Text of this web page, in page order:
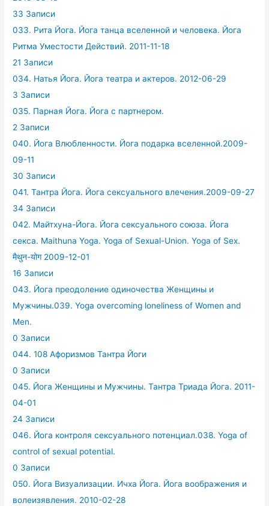
33 Записи
033. Рита Йога. Йога танца вселенной и человека. Йога
Ритма Уместости Действий. 2011-11-18
21 Записи
034. Натья Йога. Йога театра и актеров. 2012-06-29
3 Записи
035. Парная Йога. Йога с партнером.
2 Записи
040. Йога Влюбленности. Йога подарка вселенной.2009-
09-11
30 Записи
041. Тантра Йога. Йога сексуального влечения.2009-09-27
34 Записи
042. Майтхуна-Йога. Йога сексуального союза. Йога
секса. Maithuna Yoga. Yoga of Sexual-Union. Yoga of Sex.
मैथुन-योग 2009-12-01
16 Записи
043. Йога преодоление одиночества Женщины и
Мужчины.039. Yoga overcoming loneliness of Women and
Men.
0 Записи
044. 108 Афоризмов Тантра Йоги
0 Записи
045. Йога Женщины и Мужчины. Тантра Триада Йога. 2011-
04-01
24 Записи
046. Йога контроля сексуального потенциал.038. Yoga of
control of sexual potential.
0 Записи
050. Йога Визуализации. Ичха Йога. Йога воображения и
волеизявления. 2010-02-28